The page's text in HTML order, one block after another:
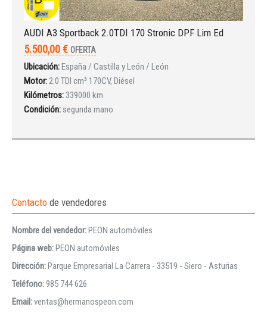
AUDI A3 Sportback 2.0TDI 170 Stronic DPF Lim Ed
5.500,00 € OFERTA
Ubicación:España / Castilla y León / León
Motor:2.0 TDI cm³ 170CV, Diésel
Kilómetros: 339000 km
Condición: segunda mano
Contacto de vendedores
Nombre del vendedor:PEON automóviles
Página web:PEON automóviles
Dirección:Parque Empresarial La Carrera - 33519 - Siero - Asturias
Teléfono:985 744 626
Email:ventas@hermanospeon.com